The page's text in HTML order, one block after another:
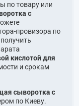
по товару или
с
провизора по
кислотой для
и срокам
сыворотка с
по Киеву.